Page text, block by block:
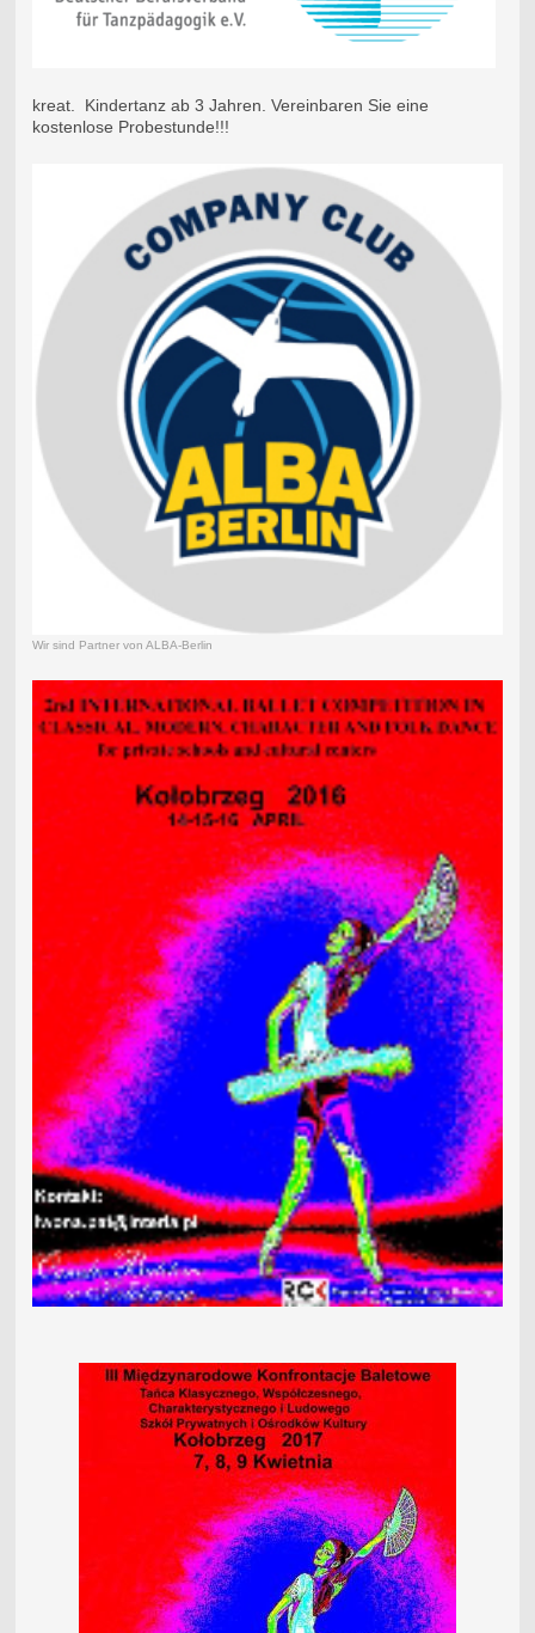
kreat. Kindertanz ab 3 Jahren. Vereinbaren Sie eine
kostenlose Probestunde!!!
Wir sind Partner von ALBA-Berlin